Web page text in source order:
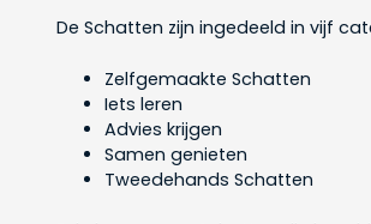
De Schatten zijn ingedeeld in vijf
Zelfgemaakte Schatten
Iets leren
Advies krijgen
Samen genieten
Tweedehands Schatten